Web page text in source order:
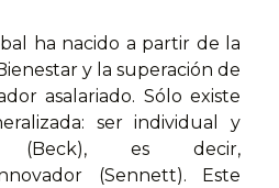
ha nacido a partir de la
y la superación de
asalariado. Sólo existe
ser individual y
(Beck), es decir,
(Sennett). Este